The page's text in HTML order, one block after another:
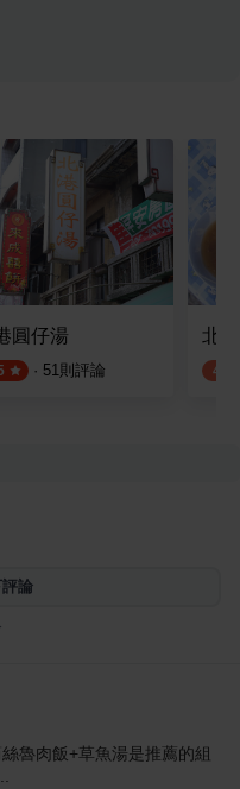
圓仔湯
· 51則評論
北
4.0
論
魯肉飯+草魚湯是推薦的組